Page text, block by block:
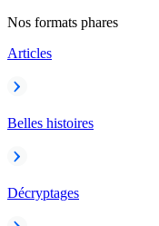
Nos formats phares
Articles
Belles histoires
Décryptages